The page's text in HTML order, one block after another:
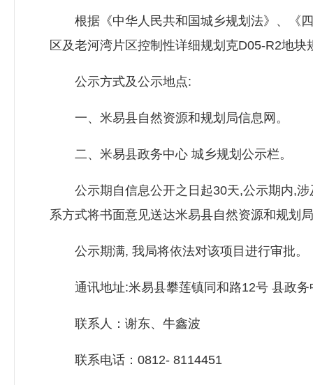
根据《中华人民共和国城乡规划法》、《四
区及老河湾片区控制性详细规划克D05-R2地
公示方式及公示地点:
一、米易县自然资源和规划局信息网。
二、米易县政务中心 城乡规划公示栏。
公示期自信息公开之日起30天,公示期内,涉
系方式将书面意见送达米易县自然资源和规划
公示期满, 我局将依法对该项目进行审批。
通讯地址:米易县攀莲镇同和路12号 县政务
联系人：谢东、牛鑫波
联系电话：0812- 8114451